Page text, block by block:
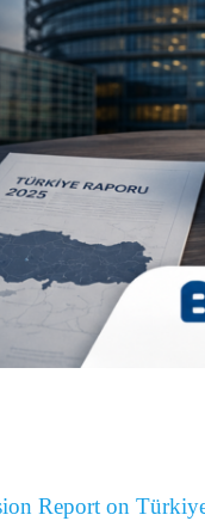
Report on